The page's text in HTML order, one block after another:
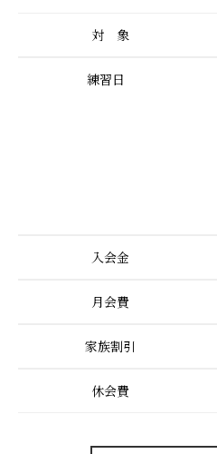
対 象
練習日
入会金
月会費
家族割引
休会費